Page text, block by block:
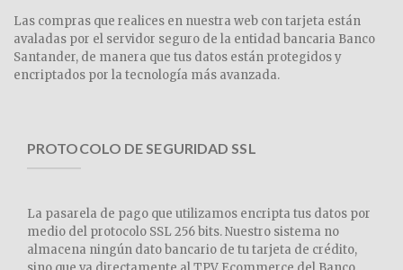
Las compras que realices en nuestra web con tarjeta están
avaladas por el servidor seguro de la entidad bancaria Banco
Santander, de manera que tus datos están protegidos y
encriptados por la tecnología más avanzada.
PROTOCOLO DE SEGURIDAD SSL
La pasarela de pago que utilizamos encripta tus datos por
medio del protocolo SSL 256 bits. Nuestro sistema no
almacena ningún dato bancario de tu tarjeta de crédito,